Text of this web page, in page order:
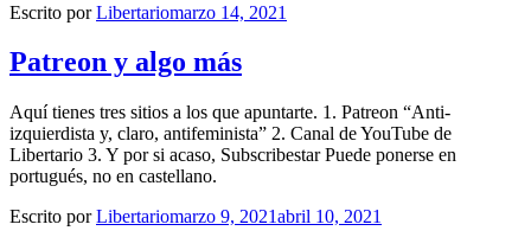
Escrito porLibertariomarzo 14, 2021
Patreon y algo más
Aquí tienes tres sitios a los que apuntarte. 1. Patreon “Anti-
izquierdista y, claro, antifeminista” 2. Canal de YouTube de
Libertario 3. Y por si acaso, Subscribestar Puede ponerse en
portugués, no en castellano.
Escrito porLibertariomarzo 9, 2021abril 10, 2021